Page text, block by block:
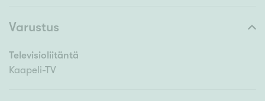
Varustus
Televisioliitäntä
Kaapeli-TV